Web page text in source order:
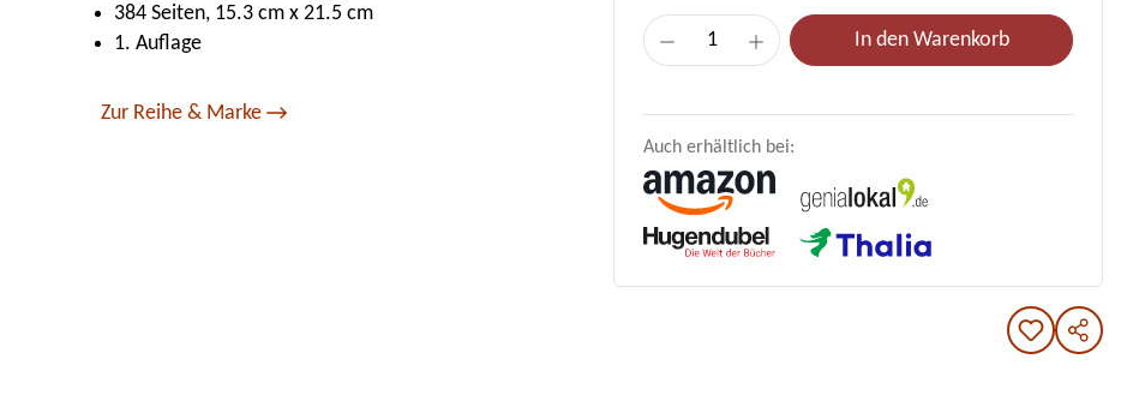
384 Seiten, 15.3 cm x 21.5 cm
1. Auflage
Zur Reihe & Marke
Produkt Anzahl: Gib den gewünschten
In den Warenkorb
Auch erhältlich bei: